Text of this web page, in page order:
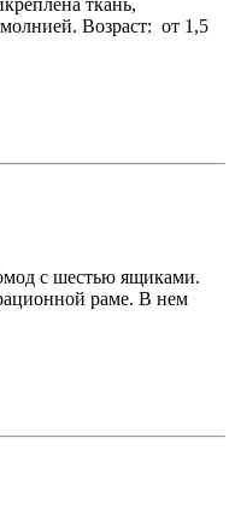
ткань,
Возраст: от 1,5
с шестью ящиками.
раме. В нем